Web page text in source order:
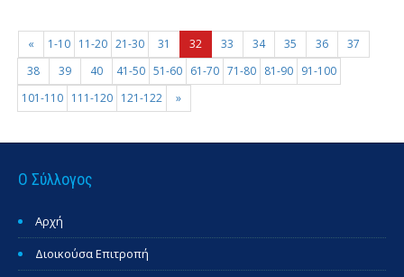
« 1-10 11-20 21-30 31 32 33 34 35 36
37
38
39 40 41-50 51-60 61-70 71-80 81-90 91-100
101-110 111-120 121-122 »
Ο Σύλλογος
Αρχή
Διοικούσα Επιτροπή